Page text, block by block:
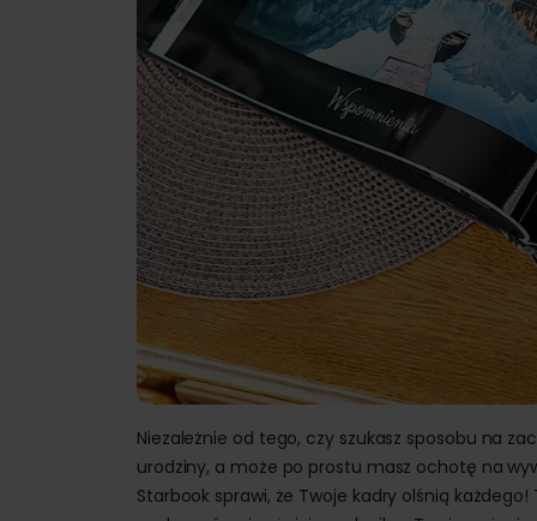
Niezależnie od tego, czy szukasz sposobu na
urodziny, a może po prostu masz ochotę na
Starbook sprawi, że Twoje kadry olśnią